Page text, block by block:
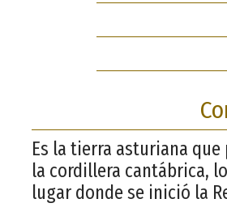
Es la tierra asturiana
la cordillera cantábrica,
lugar donde se inició la